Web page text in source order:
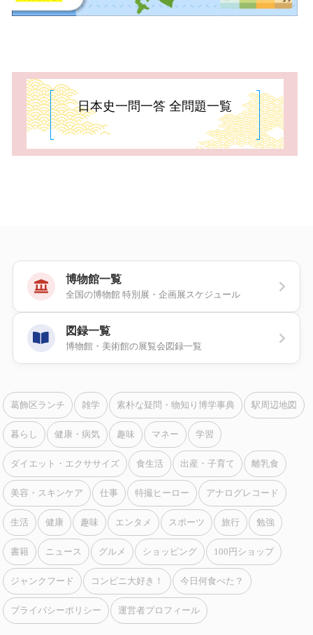
日本史一問一答 全問題一覧
博物館一覧
全国の博物館 特別展・企画展スケジュール
図録一覧
博物館・美術館の展覧会図録一覧
葛飾区ランチ 雑学 素朴な疑問・物知り博学事典 駅周辺地図
暮らし 健康・病気 趣味 マネー 学習
ダイエット・エクササイズ 食生活 出産・子育て 離乳食
美容・スキンケア 仕事 特撮ヒーロー アナログレコード
生活 健康 趣味 エンタメ スポーツ 旅行 勉強
書籍 ニュース グルメ ショッピング 100円ショップ
ジャンクフード コンビニ大好き！ 今日何食べた？
プライバシーポリシー 運営者プロフィール